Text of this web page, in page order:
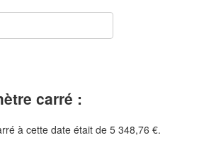
carré :
à cette date était de 5 348,76 €.